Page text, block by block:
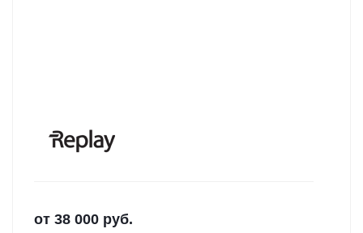
от 38 000 руб.